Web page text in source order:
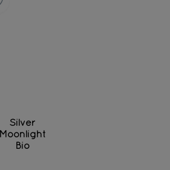
Silver
Bio